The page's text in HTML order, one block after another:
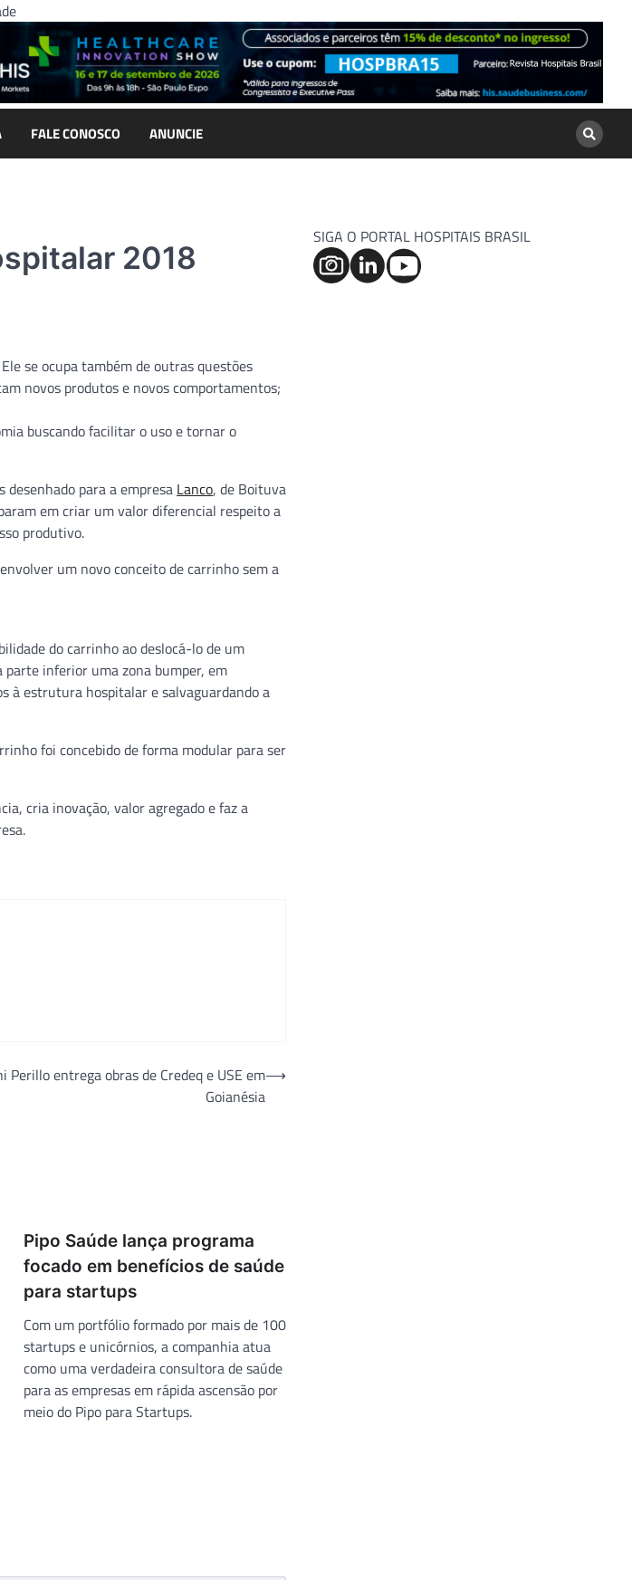
FALE CONOSCO ANUNCIE
2018
se ocupa também de outras questões
novos produtos e novos comportamentos;
buscando facilitar o uso e tornar o
para a empresa Lanco, de Boituva
em criar um valor diferencial respeito a
produtivo.
um novo conceito de carrinho sem a
do carrinho ao deslocá-lo de um
inferior uma zona bumper, em
à estrutura hospitalar e salvaguardando a
foi concebido de forma modular para ser
cria inovação, valor agregado e faz a
Perillo entrega obras de Credeq e USE em
Goianésia
⟶
Pipo Saúde lança programa
focado em benefícios de saúde
para startups
Com um portfólio formado por mais de 100
startups e unicórnios, a companhia atua
como uma verdadeira consultora de saúde
para as empresas em rápida ascensão por
meio do Pipo para Startups.
SIGA O PORTAL HOSPITAIS BRASIL